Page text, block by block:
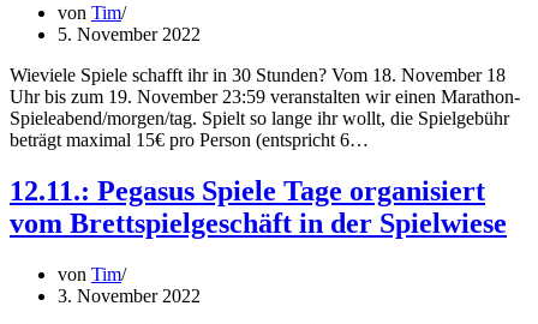
von Tim
5. November 2022
Wieviele Spiele schafft ihr in 30 Stunden? Vom 18. November 18
Uhr bis zum 19. November 23:59 veranstalten wir einen Marathon-
Spieleabend/morgen/tag. Spielt so lange ihr wollt, die Spielgebühr
beträgt maximal 15€ pro Person (entspricht 6…
12.11.: Pegasus Spiele Tage organisiert
vom Brettspielgeschäft in der Spielwiese
von Tim
3. November 2022